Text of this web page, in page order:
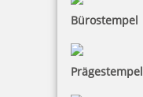
Bürostempel
Prägestempel